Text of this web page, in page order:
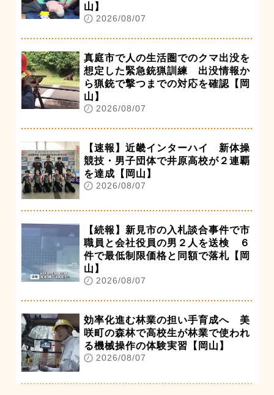
山】
2026/08/07
真庭市で人の生活圏でのクマ出没を
想定した緊急銃猟訓練 出没情報か
ら猟銃で撃つまでの対応を確認【岡
山】
2026/08/07
【速報】近畿インターハイ 新体操
競技・男子団体で井原高校が２連覇
を達成【岡山】
2026/08/07
【続報】新見市の入札談合事件で市
職員と会社役員の男２人を送検 ６
件で最低制限価格と同額で落札【岡
山】
2026/08/07
効率化進む林業の担い手育成へ 美
咲町の森林で高校生が林業で使われ
る機械操作の体験実習【岡山】
2026/08/07